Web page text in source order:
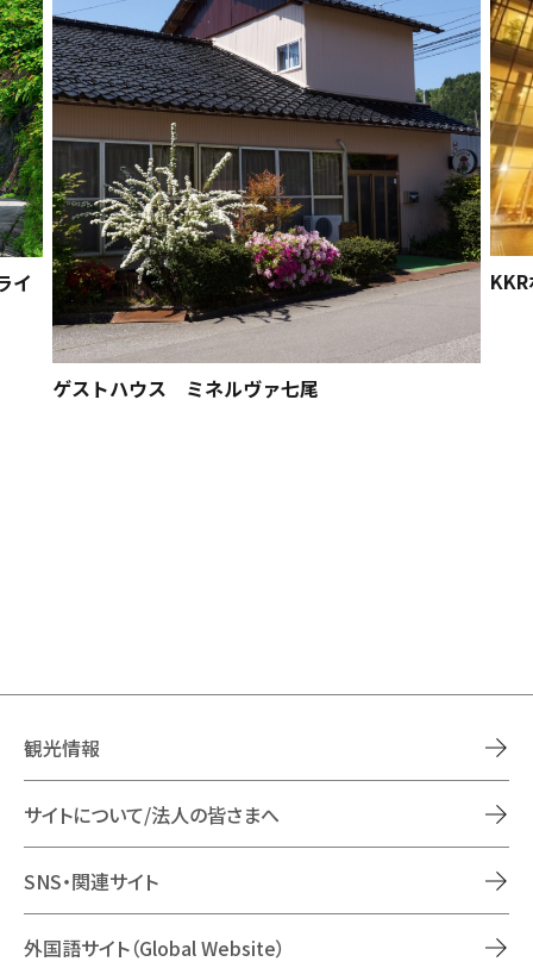
イ
ゲストハウス ミネルヴァ七尾
観光情報
サイトについて/法人の皆さまへ
SNS・関連サイト
外国語サイト（Global Website）